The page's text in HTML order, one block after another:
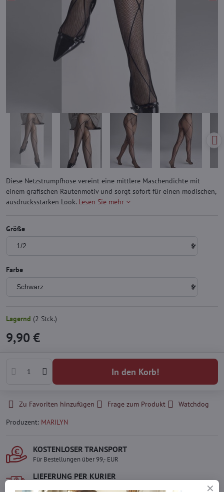
Diese Netzstrumpfhose vereint eine mittlere Maschendichte mit
einem grafischen Rautenmotiv und sorgt sofort für einen modischen,
ausdrucksstarken Look. Lesen Sie mehr
Größe
Farbe
Lagernd (2 Stck.)
9,90 €
In den Korb!
Zu Favoriten hinzufügen Frage zum Produkt
Watchdog
Produzent: MARILYN
KOSTENLOSER TRANSPORT
Für Bestellungen über 99,- EUR
LIEFERUNG PER KURIER